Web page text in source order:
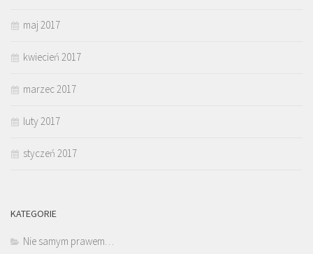
maj 2017
kwiecień 2017
marzec 2017
luty 2017
styczeń 2017
KATEGORIE
Nie samym prawem…